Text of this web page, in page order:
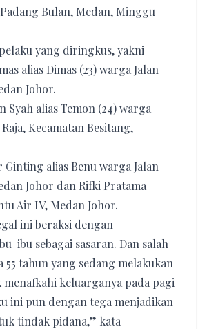
Bulan, Medan, Minggu
yang diringkus, yakni
alias Dimas (23) warga Jalan
Johor.
Syah alias Temon (24) warga
Kecamatan Besitang,
Ginting alias Benu warga Jalan
Johor dan Rifki Pratama
Air IV, Medan Johor.
ini beraksi dengan
ibu sebagai sasaran. Dan salah
55 tahun yang sedang melakukan
keluarganya pada pagi
ini pun dengan tega menjadikan
tindak pidana,” kata